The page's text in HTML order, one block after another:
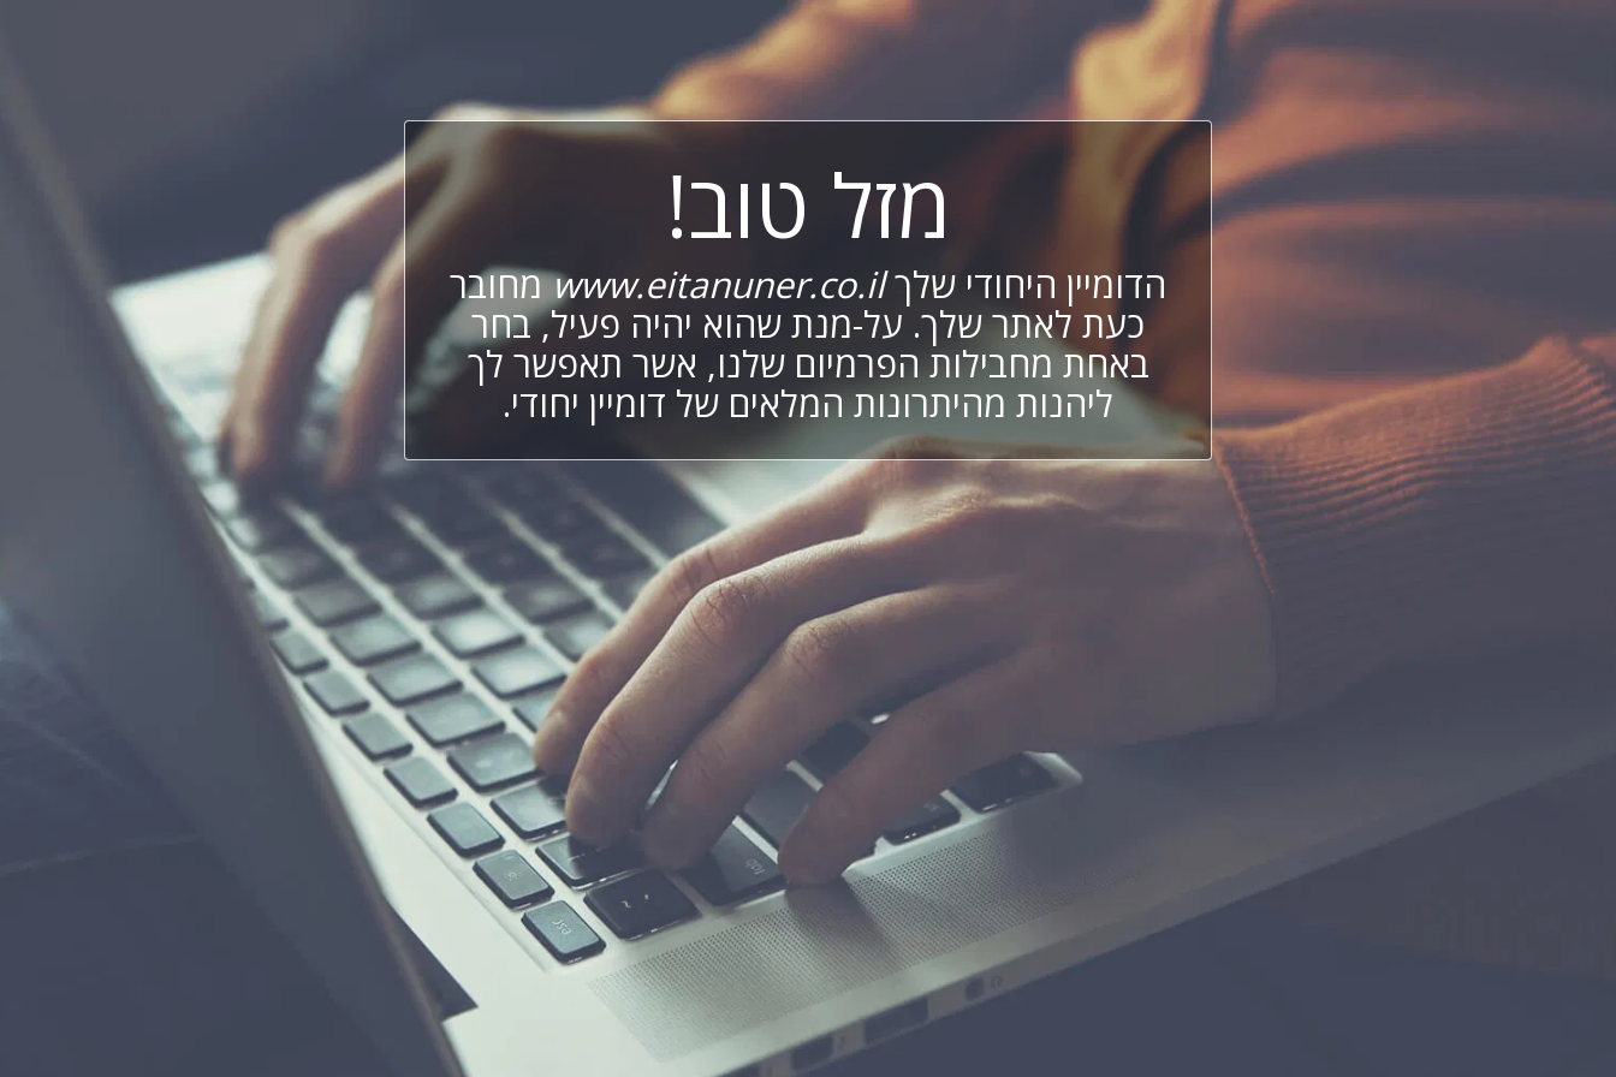
מזל טוב!
הדומיין היחודי שלךwww.eitanuner.co.ilמחובר
כעת לאתר שלך. על-מנת שהוא יהיה פעיל, בחר
באחת מחבילות הפרמיום שלנו, אשר תאפשר לך
ליהנות מהיתרונות המלאים של דומיין יחודי.